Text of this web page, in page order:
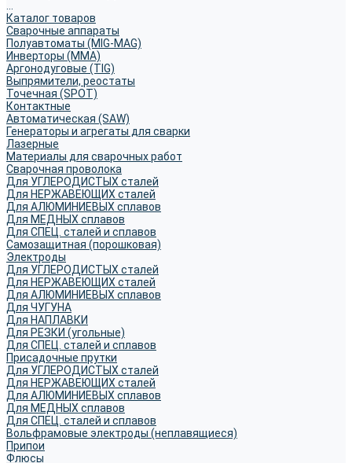
Каталог товаров
Сварочные аппараты
Полуавтоматы (MIG-MAG)
Инверторы (MMA)
Аргонодуговые (TIG)
Выпрямители, реостаты
Точечная (SPOT)
Контактные
Автоматическая (SAW)
Генераторы и агрегаты для сварки
Лазерные
Материалы для сварочных работ
Сварочная проволока
Для УГЛЕРОДИСТЫХ сталей
Для НЕРЖАВЕЮЩИХ сталей
Для АЛЮМИНИЕВЫХ сплавов
Для МЕДНЫХ сплавов
Для СПЕЦ. сталей и сплавов
Самозащитная (порошковая)
Электроды
Для УГЛЕРОДИСТЫХ сталей
Для НЕРЖАВЕЮЩИХ сталей
Для АЛЮМИНИЕВЫХ сплавов
Для ЧУГУНА
Для НАПЛАВКИ
Для РЕЗКИ (угольные)
Для СПЕЦ. сталей и сплавов
Присадочные прутки
Для УГЛЕРОДИСТЫХ сталей
Для НЕРЖАВЕЮЩИХ сталей
Для АЛЮМИНИЕВЫХ сплавов
Для МЕДНЫХ сплавов
Для СПЕЦ. сталей и сплавов
Вольфрамовые электроды (неплавящиеся)
Припои
Флюсы